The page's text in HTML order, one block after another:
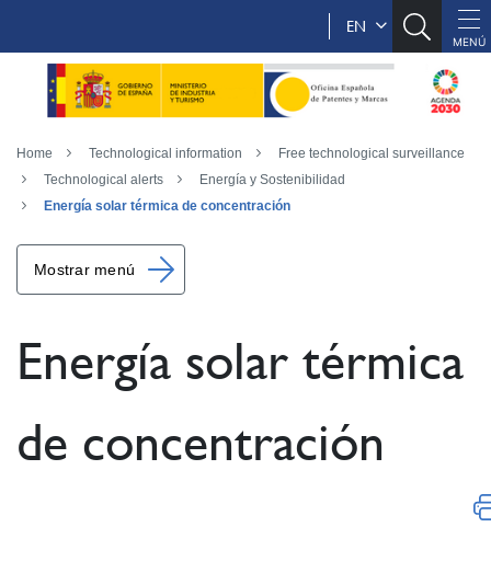
EN
Home Technological information
Free technological surveillance
Technological alerts
Energía y Sostenibilidad
Energía solar térmica de concentración
Mostrar menú
Energía solar térmica
de concentración